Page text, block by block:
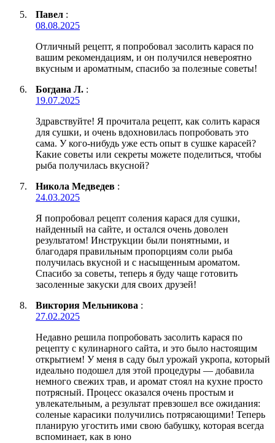
Павел :
08.08.2025
Отличный рецепт, я попробовал засолить карася по
вашим рекомендациям, и он получился невероятно
вкусным и ароматным, спасибо за полезные советы!
Богдана Л. :
19.07.2025
Здравствуйте! Я прочитала рецепт, как солить карася
для сушки, и очень вдохновилась попробовать это
сама. У кого-нибудь уже есть опыт в сушке карасей?
Какие советы или секреты можете поделиться, чтобы
рыба получилась вкусной?
Никола Медведев :
24.03.2025
Я попробовал рецепт соления карася для сушки,
найденный на сайте, и остался очень доволен
результатом! Инструкции были понятными, и
благодаря правильным пропорциям соли рыба
получилась вкусной и с насыщенным ароматом.
Спасибо за советы, теперь я буду чаще готовить
засоленные закуски для своих друзей!
Виктория Мельникова :
27.02.2025
Недавно решила попробовать засолить карася по
рецепту с кулинарного сайта, и это было настоящим
открытием! У меня в саду был урожай укропа, который
идеально подошел для этой процедуры — добавила
немного свежих трав, и аромат стоял на кухне просто
потрясный. Процесс оказался очень простым и
увлекательным, а результат превзошел все ожидания:
соленые карасики получились потрясающими! Теперь
планирую угостить ими свою бабушку, которая всегда
вспоминает, как в юно